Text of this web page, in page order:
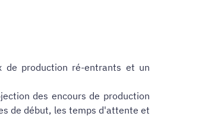
de production ré-entrants et un
des encours de production
de début, les temps d'attente et